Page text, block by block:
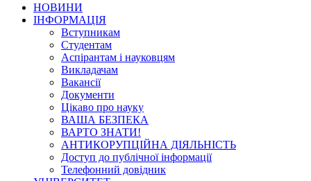
НОВИНИ
ІНФОРМАЦІЯ
Вступникам
Студентам
Аспірантам і науковцям
Викладачам
Вакансії
Документи
Цікаво про науку
ВАША БЕЗПЕКА
ВАРТО ЗНАТИ!
АНТИКОРУПЦІЙНА ДІЯЛЬНІСТЬ
Доступ до публічної інформації
Телефонний довідник